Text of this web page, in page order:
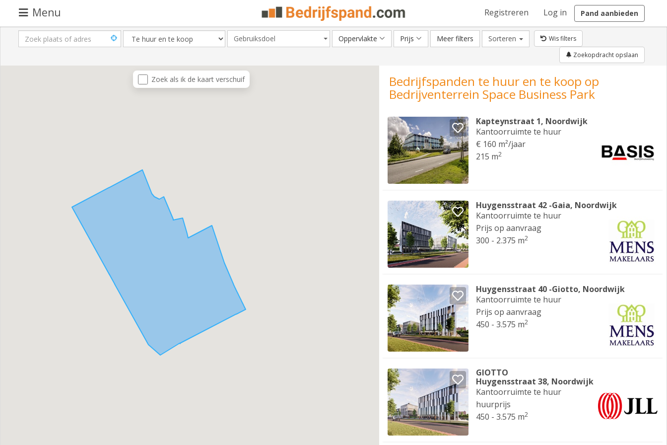
Menu Registreren Log in Pand aanbieden
Gebruiksdoel Oppervlakte Prijs Meer filters Sorteren
Wis filters
Zoekopdracht opslaan
Zoek als ik de kaart verschuif Bedrijfspanden te huur en te koop op
Bedrijventerrein Space Business Park
Kapteynstraat 1, Noordwijk
Kantoorruimte te huur
€ 160 m²/jaar
215 m2
Huygensstraat 42 -Gaia, Noordwijk
Kantoorruimte te huur
Prijs op aanvraag
300 - 2.375 m2
Huygensstraat 40 -Giotto, Noordwijk
Kantoorruimte te huur
Prijs op aanvraag
450 - 3.575 m2
GIOTTO
Huygensstraat 38, Noordwijk
Kantoorruimte te huur
huurprijs
450 - 3.575 m2